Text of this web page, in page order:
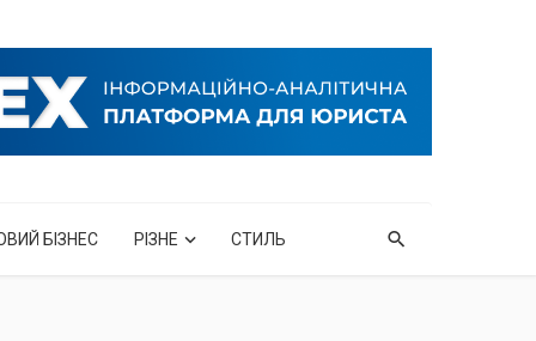
БІЗНЕС РІЗНЕ СТИЛЬ